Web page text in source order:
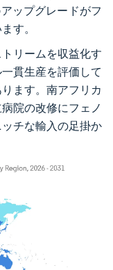
ップグレードがフ
す。
リームを収益化す
貫生産を評価して
ます。南アフリカ
院の改修にフェノ
チな輸入の足掛か